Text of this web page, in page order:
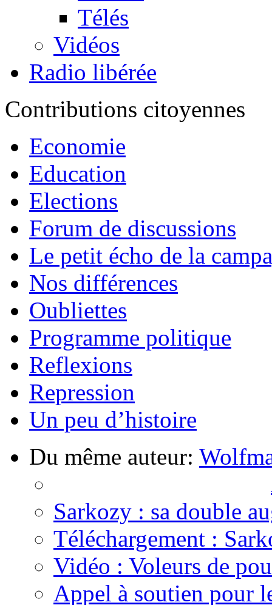
Télés
Vidéos
Radio libérée
Contributions citoyennes
Economie
Education
Elections
Forum de discussions
Le petit écho de la
Nos différences
Oubliettes
Programme politique
Reflexions
Repression
Un peu d’histoire
Du même auteur:
Sarkozy : sa double
Téléchargement :
Vidéo : Voleurs de
Appel à soutien pour